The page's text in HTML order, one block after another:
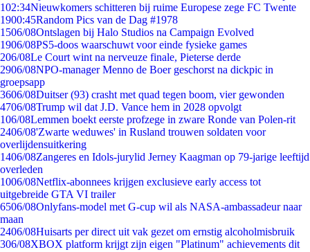
102:34Nieuwkomers schitteren bij ruime Europese zege FC Twente
1900:45Random Pics van de Dag #1978
1506/08Ontslagen bij Halo Studios na Campaign Evolved
1906/08PS5-doos waarschuwt voor einde fysieke games
206/08Le Court wint na nerveuze finale, Pieterse derde
2906/08NPO-manager Menno de Boer geschorst na dickpic in
groepsapp
3606/08Duitser (93) crasht met quad tegen boom, vier gewonden
4706/08Trump wil dat J.D. Vance hem in 2028 opvolgt
106/08Lemmen boekt eerste profzege in zware Ronde van Polen-rit
2406/08'Zwarte weduwes' in Rusland trouwen soldaten voor
overlijdensuitkering
1406/08Zangeres en Idols-jurylid Jerney Kaagman op 79-jarige leeftijd
overleden
1006/08Netflix-abonnees krijgen exclusieve early access tot
uitgebreide GTA VI trailer
6506/08Onlyfans-model met G-cup wil als NASA-ambassadeur naar
maan
2406/08Huisarts per direct uit vak gezet om ernstig alcoholmisbruik
306/08XBOX platform krijgt zijn eigen "Platinum" achievements dit